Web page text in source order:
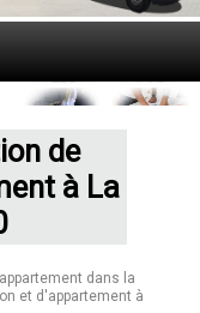
de
à La
dans la
et d'appartement à